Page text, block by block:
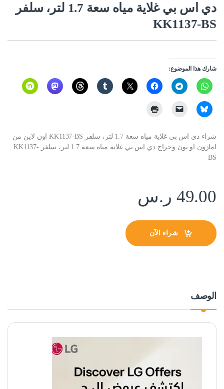
دي اس بي غلاية مياه سعة 1.7 لتر، سلفر
KK1137-BS
شارك هذا الموضوع:
شراء دي اس بي غلاية مياه سعة 1.7 لتر، سلفر KK1137-BS اون لاين من
امازون او نون وحراج دي اس بي غلاية مياه سعة 1.7 لتر، سلفر KK1137-
BS
49.00 ر.س
شراء الآن
الوصف